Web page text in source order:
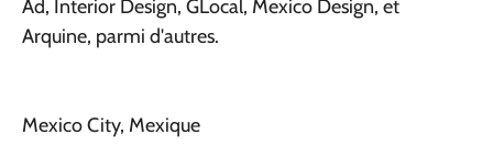
Ad, Interior Design, GLocal, Mexico Design, et
Arquine, parmi d'autres.
Mexico City, Mexique